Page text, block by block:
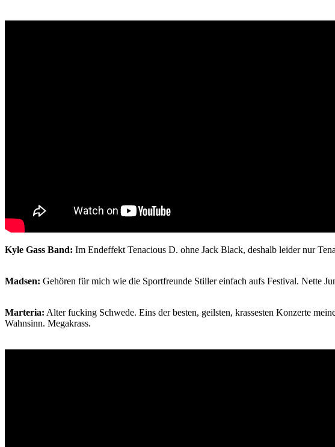
Kyle Gass Band: Im Endeffekt Tenacious D. ohne Jack Black, deshalb leider nur
Madsen: Gehören für mich wie die Sportfreunde Stiller einfach aufs Festival. Nette
Marteria: Alter fucking Schwede. Eins der besten, geilsten, krassesten Konzerte
Wahnsinn. Megakrass.